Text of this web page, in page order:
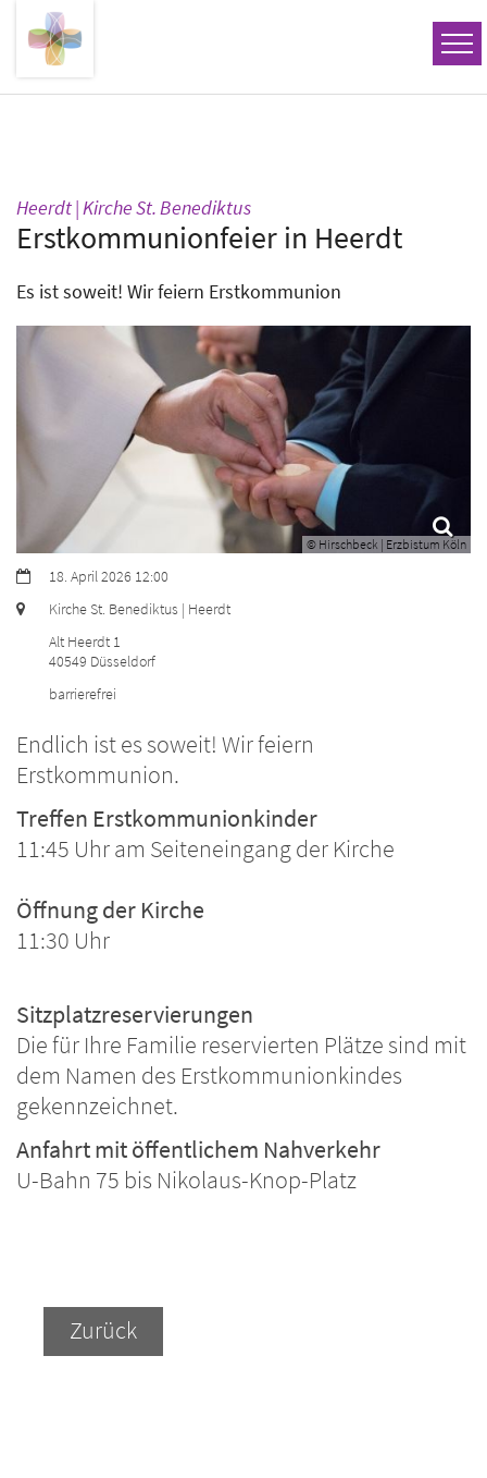
Zum Inhalt springen
Heerdt | Kirche St. Benediktus:
Erstkommunionfeier in Heerdt
Es ist soweit! Wir feiern Erstkommunion
© Hirschbeck | Erzbistum Köln
Datum:18. April 2026 12:00
Ort:
Kirche St. Benediktus | Heerdt
Alt Heerdt 1
40549 Düsseldorf
barrierefrei
Endlich ist es soweit! Wir feiern
Erstkommunion.
Treffen Erstkommunionkinder
11:45 Uhr am Seiteneingang der Kirche
Öffnung der Kirche
11:30 Uhr
Sitzplatzreservierungen
Die für Ihre Familie reservierten Plätze sind mit
dem Namen des Erstkommunionkindes
gekennzeichnet.
Anfahrt mit öffentlichem Nahverkehr
U-Bahn 75 bis Nikolaus-Knop-Platz
Zurück